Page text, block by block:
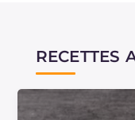
RECETTES